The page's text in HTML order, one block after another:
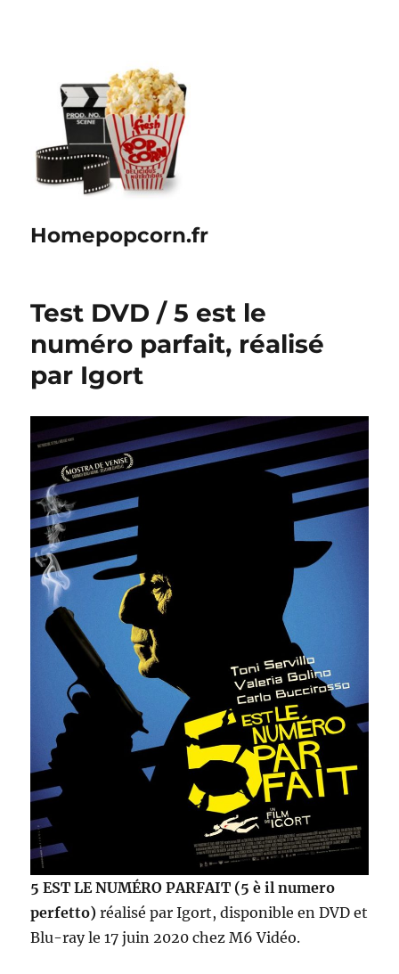
Homepopcorn.fr
Test DVD / 5 est le
numéro parfait, réalisé
par Igort
5 EST LE NUMÉRO PARFAIT (5 è il numero
perfetto) réalisé par Igort, disponible en DVD et
Blu-ray le 17 juin 2020 chez M6 Vidéo.